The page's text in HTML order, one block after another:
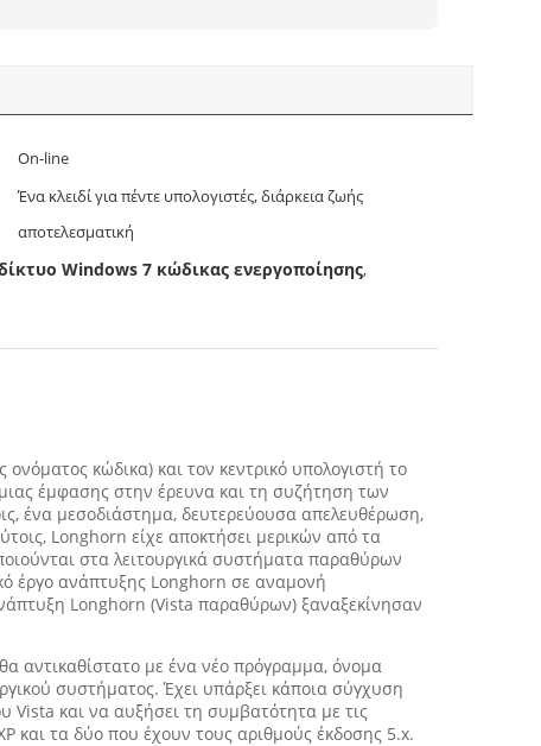
On-line
Ένα κλειδί για πέντε υπολογιστές, διάρκεια ζωής
αποτελεσματική
Windows 7 κώδικας ενεργοποίησης,
κώδικα) και τον κεντρικό υπολογιστή το
έμφασης στην έρευνα και τη συζήτηση των
ένα μεσοδιάστημα, δευτερεύουσα απελευθέρωση,
Longhorn είχε αποκτήσει μερικών από τα
στα λειτουργικά συστήματα παραθύρων
έργο ανάπτυξης Longhorn σε αναμονή
Longhorn (Vista παραθύρων) ξαναξεκίνησαν
αντικαθίστατο με ένα νέο πρόγραμμα, όνομα
συστήματος. Έχει υπάρξει κάποια σύγχυση
και να αυξήσει τη συμβατότητα με τις
και τα δύο που έχουν τους αριθμούς έκδοσης 5.x.